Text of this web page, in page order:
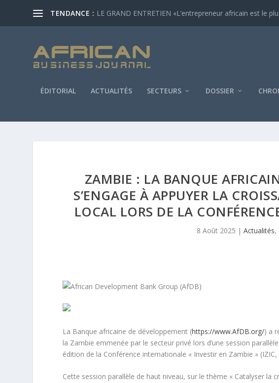
TENDANCE : LE GRAND ENTRETIEN «L’entrepreneur africain est le
ÉDITORIAL ACTUALITÉS SECTEURS DOSSIER
ZAMBIE : LA BANQUE
S’ENGAGE À APPUYER LA
LOCAL LORS DE LA
8 Août 2025 |Actualités,
La Banque africaine de développement (https://www.AfDB.org/) a
la Zambie emmenée par le secteur privé lors d’une session
édition de la Conférence internationale « Investir en Zambie »
Cette session parallèle de haut niveau, sur le thème « Catalyser la